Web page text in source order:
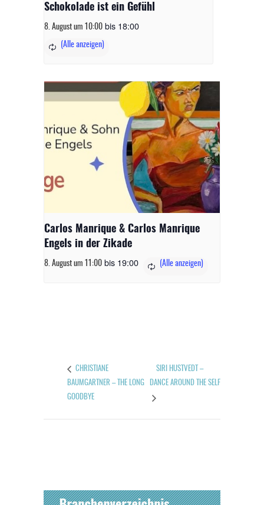
Schokolade ist ein Gefühl
8. August um 10:00 bis 18:00
Carlos Manrique & Carlos Manrique
Engels in der Zikade
8. August um 11:00 bis 19:00
CHRISTIANE
BAUMGARTNER – THE LONG
GOODBYE
SIRI HUSTVEDT –
DANCE AROUND THE SELF